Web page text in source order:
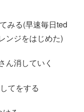
みる(早速毎日ted
ンジをはじめた)
ん消していく
てをする